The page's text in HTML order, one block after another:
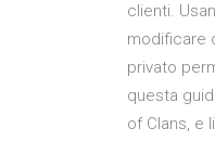
clienti.
modificare
privato
questa
of Clans, e